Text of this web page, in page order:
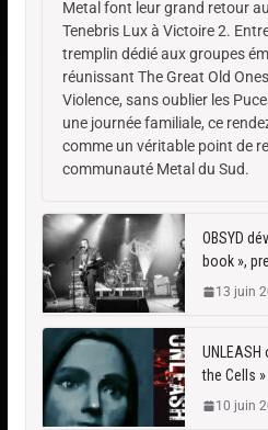
Metal font leur grand retour
Tenebris Lux à Victoire 2.
tremplin dédié aux groupes
réunissant The Great Old
Violence, sans oublier les
une journée familiale, ce
comme un véritable point de
communauté Metal du Sud.
OBSYD
book »,
13 juin
the Cells
10 juin